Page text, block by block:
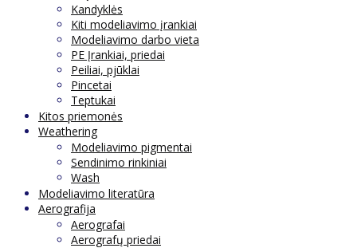
Kandyklės
Kiti modeliavimo įrankiai
Modeliavimo darbo vieta
PE Įrankiai, priedai
Peiliai, pjūklai
Pincetai
Teptukai
Kitos priemonės
Weathering
Modeliavimo pigmentai
Sendinimo rinkiniai
Wash
Modeliavimo literatūra
Aerografija
Aerografai
Aerografų priedai